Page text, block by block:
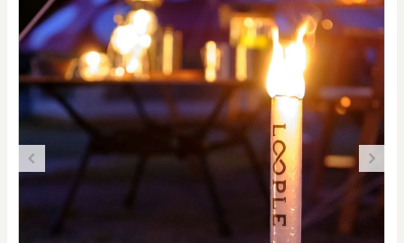
お気に入り一覧 カートを見る
すべてのアイテム
カテゴリから探す
#タグから探す